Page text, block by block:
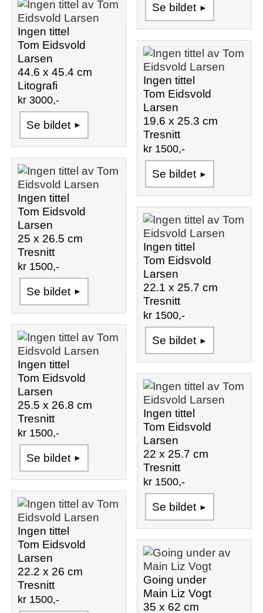
Se bildet
Ingen tittel
Tom Eidsvold
Larsen
44.6 x 45.4 cm
Litografi
kr 3000,-
Se bildet
Ingen tittel
Tom Eidsvold
Larsen
19.6 x 25.3 cm
Tresnitt
kr 1500,-
Se bildet
Ingen tittel
Tom Eidsvold
Larsen
25 x 26.5 cm
Tresnitt
kr 1500,-
Se bildet
Ingen tittel
Tom Eidsvold
Larsen
22.1 x 25.7 cm
Tresnitt
kr 1500,-
Se bildet
Ingen tittel
Tom Eidsvold
Larsen
25.5 x 26.8 cm
Tresnitt
kr 1500,-
Se bildet
Ingen tittel
Tom Eidsvold
Larsen
22 x 25.7 cm
Tresnitt
kr 1500,-
Se bildet
Ingen tittel
Tom Eidsvold
Larsen
22.2 x 26 cm
Tresnitt
kr 1500,-
Going under
Main Liz Vogt
35 x 62 cm